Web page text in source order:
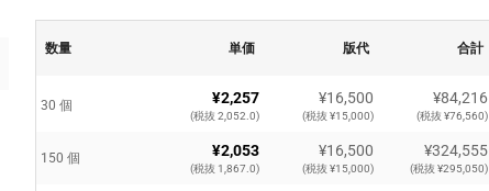
数量 単価 版代 合計
30 個 ¥2,257
(税抜 2,052.0)
¥16,500
(税抜 ¥15,000)
¥84,216
(税抜 ¥76,560)
150 個 ¥2,053
(税抜 1,867.0)
¥16,500
(税抜 ¥15,000)
¥324,555
(税抜 ¥295,050)